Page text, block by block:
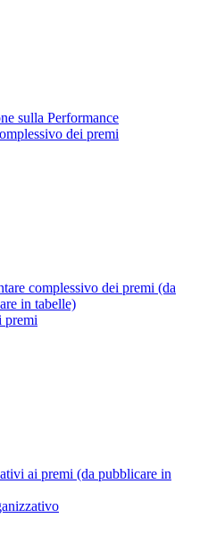
sulla Performance
dei premi
complessivo dei premi (da
in tabelle)
premi
ai premi (da pubblicare in